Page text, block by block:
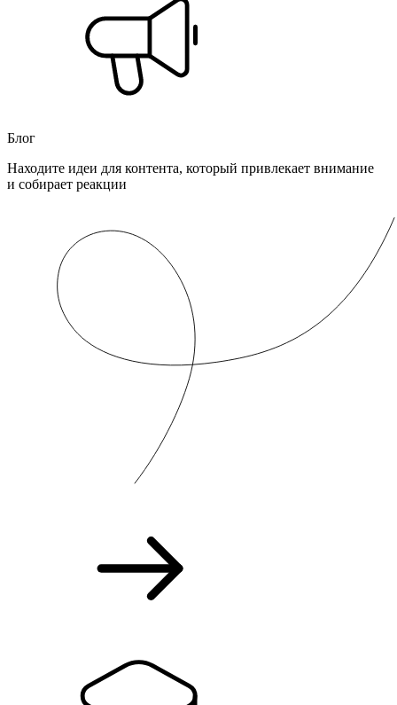
Блог
Находите идеи для контента, который привлекает внимание
и собирает реакции